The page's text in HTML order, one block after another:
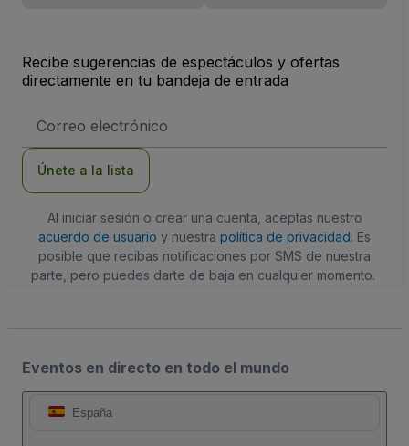
Recibe sugerencias de espectáculos y ofertas
directamente en tu bandeja de entrada
de
Únete a la lista
Al iniciar sesión o crear una cuenta, aceptas nuestro
acuerdo de usuario y nuestra política de privacidad. Es
posible que recibas notificaciones por SMS de nuestra
parte, pero puedes darte de baja en cualquier momento.
Eventos en directo en todo el mundo
España